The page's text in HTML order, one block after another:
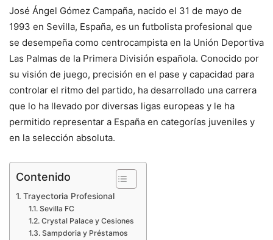
José Ángel Gómez Campaña, nacido el 31 de mayo de
1993 en Sevilla, España, es un futbolista profesional que
se desempeña como centrocampista en la Unión Deportiva
Las Palmas de la Primera División española. Conocido por
su visión de juego, precisión en el pase y capacidad para
controlar el ritmo del partido, ha desarrollado una carrera
que lo ha llevado por diversas ligas europeas y le ha
permitido representar a España en categorías juveniles y
en la selección absoluta.
Contenido
Trayectoria Profesional
Sevilla FC
Crystal Palace y Cesiones
Sampdoria y Préstamos